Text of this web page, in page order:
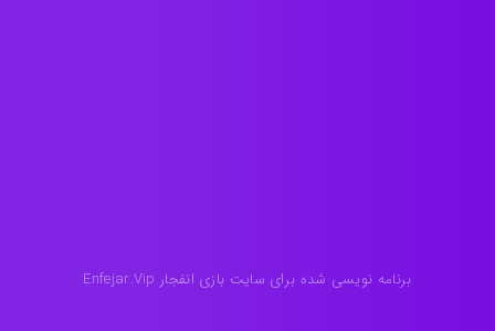
برنامه نویسی شده برای سایت بازی انفجار Enfejar.Vip